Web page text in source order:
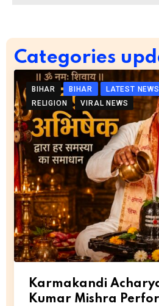
Categories
BIHAR BIHAR LATEST NEWS
RELIGION
VIRAL NEWS
Karmakandi
Kumar Mishra